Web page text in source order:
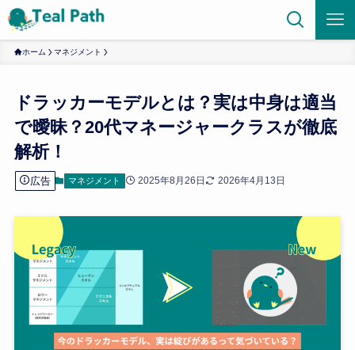
ホーム マネジメント
ドラッカーモデルとは？実は中身は適当
で曖昧？20代マネージャークラスが徹底
解析！
広告 マネジメント 2025年8月26日 2026年4月13日